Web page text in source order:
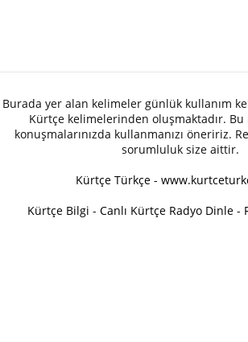
Burada yer alan kelimeler günlük kullanım
Kürtçe kelimelerinden oluşmaktadır.
konuşmalarınızda kullanmanızı öneririz.
sorumluluk size aittir.
Kürtçe Türkçe -
Kürtçe Bilgi - Canlı Kürtçe Radyo Dinle -